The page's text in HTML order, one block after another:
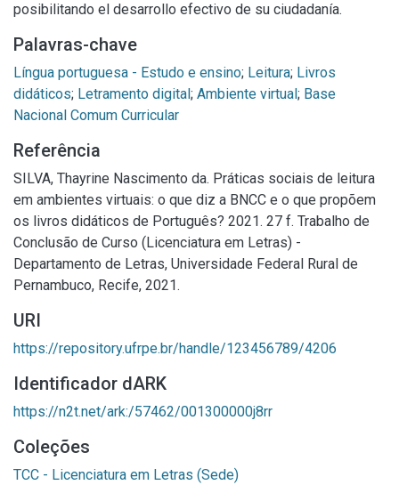
posibilitando el desarrollo efectivo de su ciudadanía.
Palavras-chave
Língua portuguesa - Estudo e ensino; Leitura; Livros
didáticos; Letramento digital; Ambiente virtual; Base
Nacional Comum Curricular
Referência
SILVA, Thayrine Nascimento da. Práticas sociais de leitura
em ambientes virtuais: o que diz a BNCC e o que propõem
os livros didáticos de Português? 2021. 27 f. Trabalho de
Conclusão de Curso (Licenciatura em Letras) -
Departamento de Letras, Universidade Federal Rural de
Pernambuco, Recife, 2021.
URI
https://repository.ufrpe.br/handle/123456789/4206
Identificador dARK
https://n2t.net/ark:/57462/001300000j8rr
Coleções
TCC - Licenciatura em Letras (Sede)